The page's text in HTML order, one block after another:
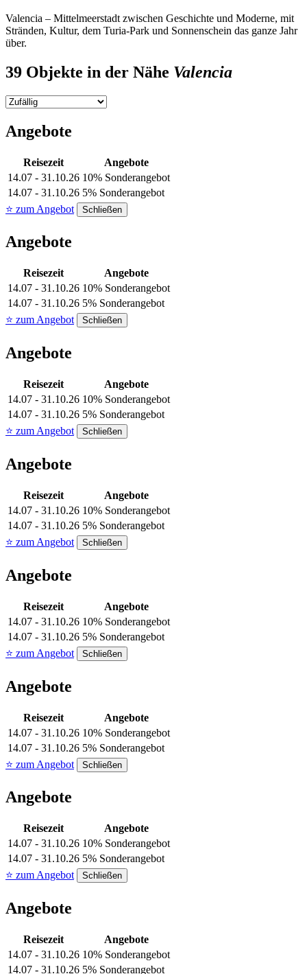
Valencia – Mittelmeerstadt zwischen Geschichte und Moderne, mit
Stränden, Kultur, dem Turia-Park und Sonnenschein das ganze Jahr
über.
39 Objekte in der Nähe Valencia
Angebote
Reisezeit
Angebote
14.07 - 31.10.26 10% Sonderangebot
14.07 - 31.10.26 5% Sonderangebot
⭐ zum Angebot
Schließen
Angebote
Reisezeit
Angebote
14.07 - 31.10.26 10% Sonderangebot
14.07 - 31.10.26 5% Sonderangebot
⭐ zum Angebot
Schließen
Angebote
Reisezeit
Angebote
14.07 - 31.10.26 10% Sonderangebot
14.07 - 31.10.26 5% Sonderangebot
⭐ zum Angebot
Schließen
Angebote
Reisezeit
Angebote
14.07 - 31.10.26 10% Sonderangebot
14.07 - 31.10.26 5% Sonderangebot
⭐ zum Angebot
Schließen
Angebote
Reisezeit
Angebote
14.07 - 31.10.26 10% Sonderangebot
14.07 - 31.10.26 5% Sonderangebot
⭐ zum Angebot
Schließen
Angebote
Reisezeit
Angebote
14.07 - 31.10.26 10% Sonderangebot
14.07 - 31.10.26 5% Sonderangebot
⭐ zum Angebot
Schließen
Angebote
Reisezeit
Angebote
14.07 - 31.10.26 10% Sonderangebot
14.07 - 31.10.26 5% Sonderangebot
⭐ zum Angebot
Schließen
Angebote
Reisezeit
Angebote
14.07 - 31.10.26 10% Sonderangebot
14.07 - 31.10.26 5% Sonderangebot